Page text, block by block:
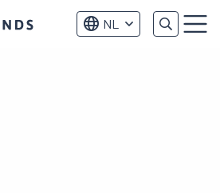
of
NL Menu